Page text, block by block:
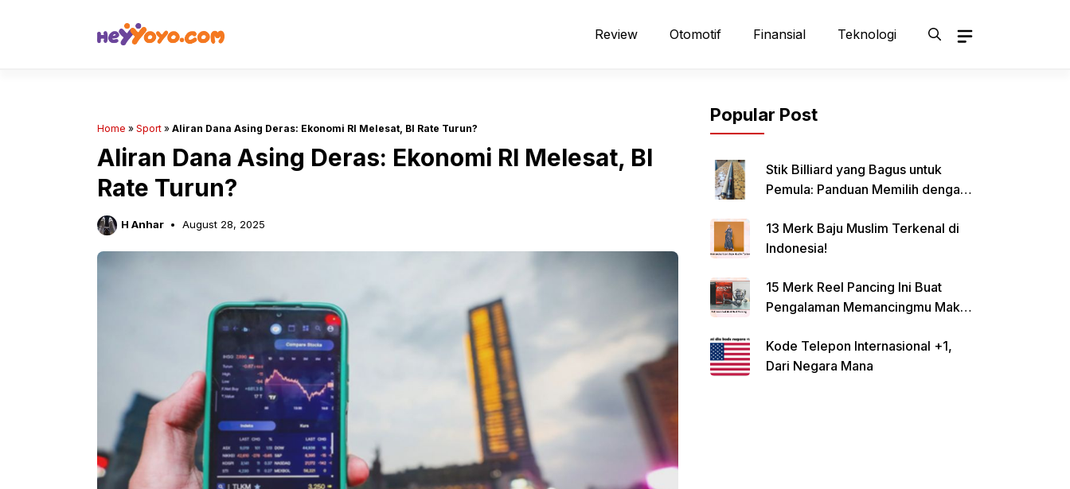
Review Otomotif Finansial Teknologi
Home » Sport » Aliran Dana Asing Deras: Ekonomi RI Melesat, BI Rate Turun?
Aliran Dana Asing Deras: Ekonomi RI Melesat, BI
Rate Turun?
H Anhar August 28, 2025
Popular Post
Stik Billiard yang Bagus untuk
Pemula: Panduan Memilih dengan
13 Merk Baju Muslim Terkenal di
Indonesia!
15 Merk Reel Pancing Ini Buat
Pengalaman Memancingmu Makin
Kode Telepon Internasional +1,
Dari Negara Mana